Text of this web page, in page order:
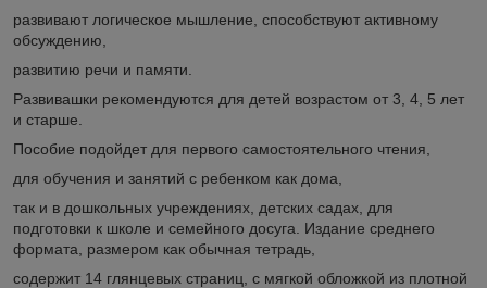
развивают логическое мышление, способствуют активному
обсуждению,
развитию речи и памяти.
Развивашки рекомендуются для детей возрастом от 3, 4, 5 лет
и старше.
Пособие подойдет для первого самостоятельного чтения,
для обучения и занятий с ребенком как дома,
так и в дошкольных учреждениях, детских садах, для
подготовки к школе и семейного досуга. Издание среднего
формата, размером как обычная тетрадь,
содержит 14 глянцевых страниц, с мягкой обложкой из плотной